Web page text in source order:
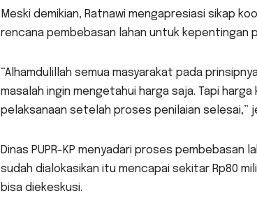
Meski demikian, Ratnawi mengapresiasi sikap
rencana pembebasan lahan untuk kepentingan
“Alhamdulillah semua masyarakat pada
masalah ingin mengetahui harga saja. Tapi
pelaksanaan setelah proses penilaian selesai,”
Dinas PUPR-KP menyadari proses pembebasan
sudah dialokasikan itu mencapai sekitar Rp80
bisa diekeskusi.